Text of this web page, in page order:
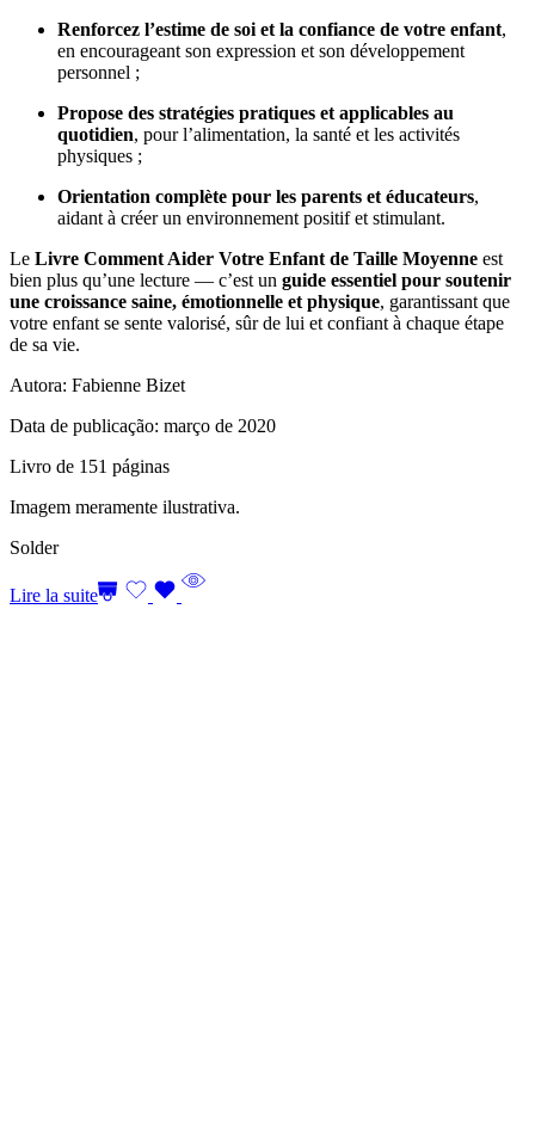
Renforcez l’estime de soi et la confiance de votre enfant,
en encourageant son expression et son développement
personnel ;
Propose des stratégies pratiques et applicables au
quotidien, pour l’alimentation, la santé et les activités
physiques ;
Orientation complète pour les parents et éducateurs,
aidant à créer un environnement positif et stimulant.
Le Livre Comment Aider Votre Enfant de Taille Moyenne est
bien plus qu’une lecture — c’est un guide essentiel pour soutenir
une croissance saine, émotionnelle et physique, garantissant que
votre enfant se sente valorisé, sûr de lui et confiant à chaque étape
de sa vie.
Autora: Fabienne Bizet
Data de publicação: março de 2020
Livro de 151 páginas
Imagem meramente ilustrativa.
Solder
Lire la suite